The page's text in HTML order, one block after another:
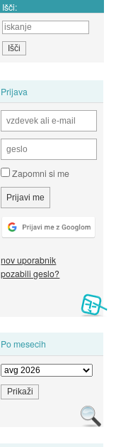
Išči:
Prijava
Zapomni si me
nov uporabnik
pozabili geslo?
Po mesecih